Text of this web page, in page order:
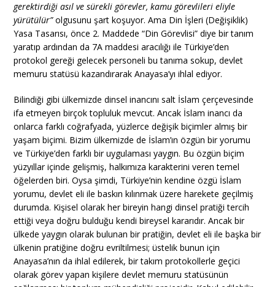
gerektirdiği asıl ve sürekli görevler, kamu görevlileri eliyle
yürütülür”olgusunu şart koşuyor. Ama Din İşleri (Değişiklik)
Yasa Tasarısı, önce 2. Maddede “Din Görevlisi” diye bir tanım
yaratıp ardından da 7A maddesi aracılığı ile Türkiye’den
protokol gereği gelecek personeli bu tanıma sokup, devlet
memuru statüsü kazandırarak Anayasa’yı ihlal ediyor.
Bilindiği gibi ülkemizde dinsel inancını salt İslam çerçevesinde
ifa etmeyen birçok topluluk mevcut. Ancak İslam inancı da
onlarca farklı coğrafyada, yüzlerce değişik biçimler almış bir
yaşam biçimi. Bizim ülkemizde de İslam’ın özgün bir yorumu
ve Türkiye’den farklı bir uygulaması yaygın. Bu özgün biçim
yüzyıllar içinde gelişmiş, halkımıza karakterini veren temel
öğelerden biri. Oysa şimdi, Türkiye’nin kendine özgü İslam
yorumu, devlet eli ile baskın kılınmak üzere harekete geçilmiş
durumda. Kişisel olarak her bireyin hangi dinsel pratiği tercih
ettiği veya doğru bulduğu kendi bireysel kararıdır. Ancak bir
ülkede yaygın olarak bulunan bir pratiğin, devlet eli ile başka bir
ülkenin pratiğine doğru evriltilmesi; üstelik bunun için
Anayasa’nın da ihlal edilerek, bir takım protokollerle geçici
olarak görev yapan kişilere devlet memuru statüsünün